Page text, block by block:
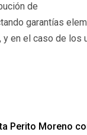
de
garantías
en el caso de los
Perito Moreno